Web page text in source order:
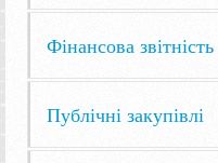
Фінансова звітність
Публічні закупівлі